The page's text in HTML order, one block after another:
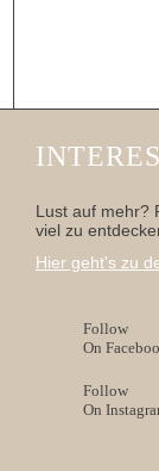
Lust auf mehr?
viel zu
Hier geht's zu
Follow
On
Follow
On